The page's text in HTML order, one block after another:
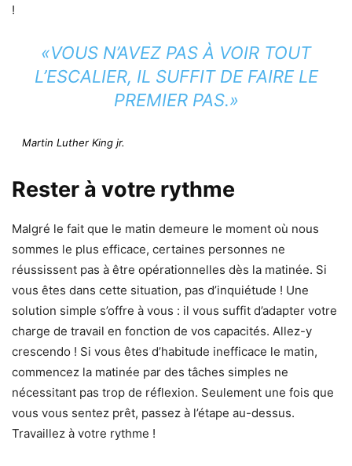
!
«VOUS N’AVEZ PAS À VOIR TOUT
L’ESCALIER, IL SUFFIT DE FAIRE LE
PREMIER PAS.»
Martin Luther King jr.
Rester à votre rythme
Malgré le fait que le matin demeure le moment où nous
sommes le plus efficace, certaines personnes ne
réussissent pas à être opérationnelles dès la matinée. Si
vous êtes dans cette situation, pas d’inquiétude ! Une
solution simple s’offre à vous : il vous suffit d’adapter votre
charge de travail en fonction de vos capacités. Allez-y
crescendo ! Si vous êtes d’habitude inefficace le matin,
commencez la matinée par des tâches simples ne
nécessitant pas trop de réflexion. Seulement une fois que
vous vous sentez prêt, passez à l’étape au-dessus.
Travaillez à votre rythme !